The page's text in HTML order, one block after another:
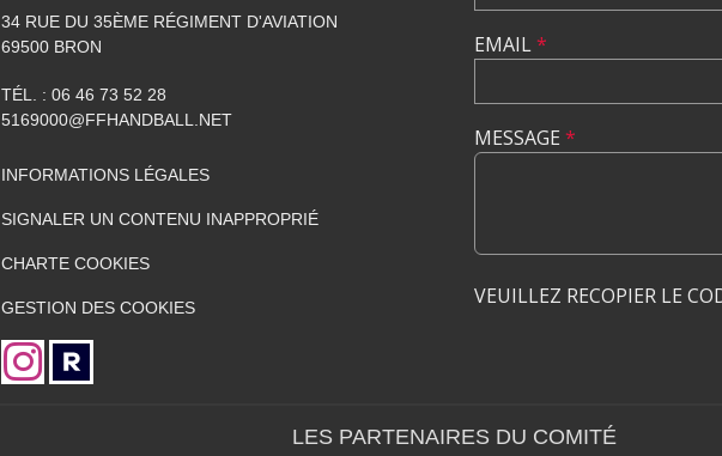
34 RUE DU 35ÈME RÉGIMENT D'AVIATION
69500 BRON
TÉL. : 06 46 73 52 28
5169000@FFHANDBALL.NET
INFORMATIONS LÉGALES
SIGNALER UN CONTENU INAPPROPRIÉ
CHARTE COOKIES
GESTION DES COOKIES
EMAIL*
MESSAGE *
VEUILLEZ RECOPIER LE
LES PARTENAIRES DU COMITÉ